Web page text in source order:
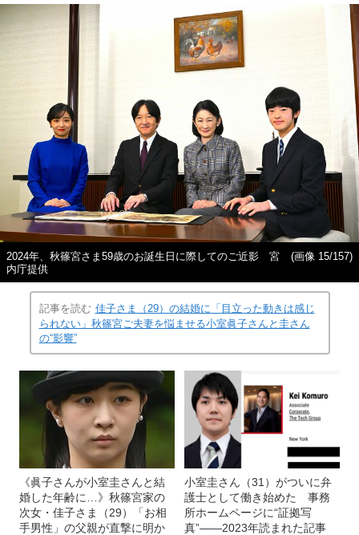
2024年、秋篠宮さま59歳のお誕生日に際してのご近影 宮
内庁提供
(画像 15/157)
記事を読む 佳子さま（29）の結婚に「目立った動きは感じ
られない」秋篠宮ご夫妻を悩ませる小室眞子さんと圭さん
の“影響”
《眞子さんが小室圭さんと結
婚した年齢に…》秋篠宮家の
次女・佳子さま（29）「お相
手男性」の父親が直撃に明か
小室圭さん（31）がついに弁
護士として働き始めた 事務
所ホームページに“証拠写
真”――2023年読まれた記事